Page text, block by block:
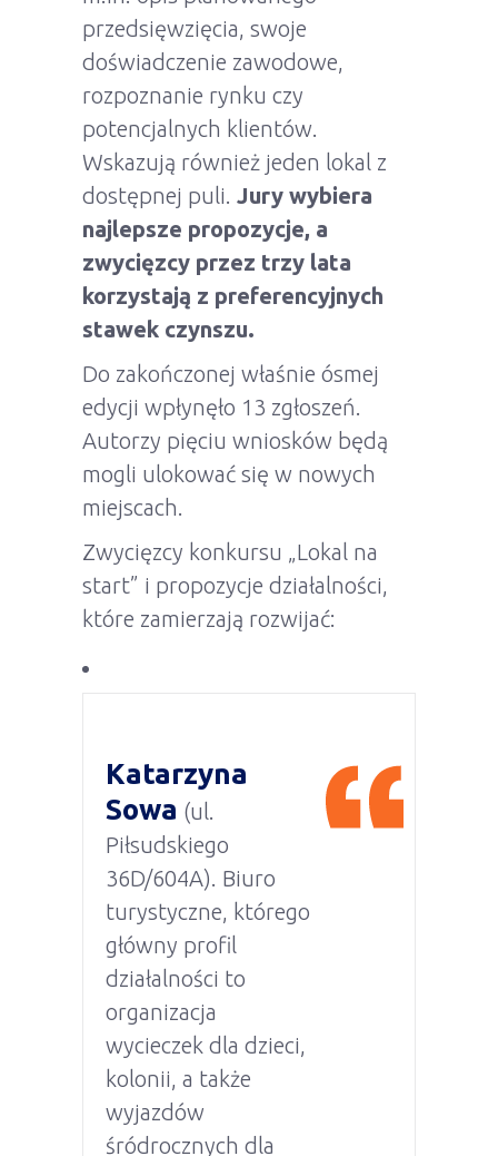
przedsięwzięcia, swoje
doświadczenie zawodowe,
rozpoznanie rynku czy
potencjalnych klientów.
Wskazują również jeden lokal z
dostępnej puli. Jury wybiera
najlepsze propozycje, a
zwycięzcy przez trzy lata
korzystają z preferencyjnych
stawek czynszu.
Do zakończonej właśnie ósmej
edycji wpłynęło 13 zgłoszeń.
Autorzy pięciu wniosków będą
mogli ulokować się w nowych
miejscach.
Zwycięzcy konkursu „Lokal na
start” i propozycje działalności,
które zamierzają rozwijać:
Katarzyna
Sowa (ul.
Piłsudskiego
36D/604A). Biuro
turystyczne, którego
główny profil
działalności to
organizacja
wycieczek dla dzieci,
kolonii, a także
wyjazdów
śródrocznych dla